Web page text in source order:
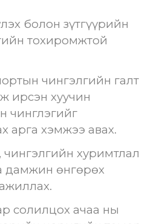
болон зүтгүүрийн
тохиромжтой
чингэлгийн галт
ирсэн хуучин
чинглэгийг
арга хэмжээ авах.
чингэлгийн хуримтлал
дамжин өнгөрөх
солилцох ачаа ны